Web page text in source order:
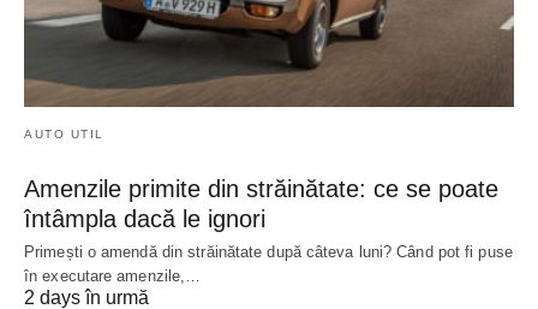
AUTO UTIL
Amenzile primite din străinătate: ce se poate
întâmpla dacă le ignori
Primești o amendă din străinătate după câteva luni? Când pot fi puse
în executare amenzile,…
2 days în urmă